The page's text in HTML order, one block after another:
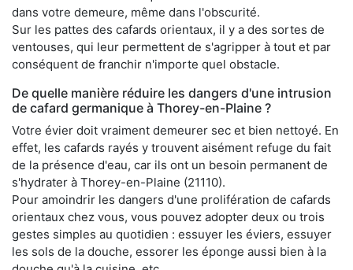
dans votre demeure, même dans l'obscurité.
Sur les pattes des cafards orientaux, il y a des sortes de
ventouses, qui leur permettent de s'agripper à tout et par
conséquent de franchir n'importe quel obstacle.
De quelle manière réduire les dangers d'une intrusion
de cafard germanique à Thorey-en-Plaine ?
Votre évier doit vraiment demeurer sec et bien nettoyé. En
effet, les cafards rayés y trouvent aisément refuge du fait
de la présence d'eau, car ils ont un besoin permanent de
s'hydrater à Thorey-en-Plaine (21110).
Pour amoindrir les dangers d'une prolifération de cafards
orientaux chez vous, vous pouvez adopter deux ou trois
gestes simples au quotidien : essuyer les éviers, essuyer
les sols de la douche, essorer les éponge aussi bien à la